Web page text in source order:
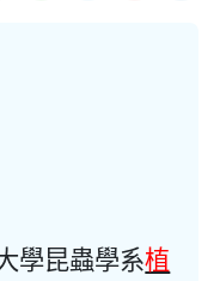
學昆蟲學系植